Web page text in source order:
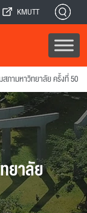
KMUTT
ภามหาวิทยาลัย ครั้งที่ 50
ยาลัย